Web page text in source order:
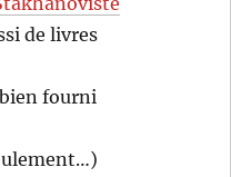
de livres
fourni